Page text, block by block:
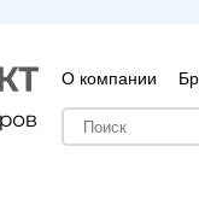
О компании